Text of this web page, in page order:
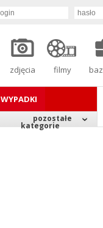
zdjęcia filmy
WYPADKI
pozostałe
kategorie